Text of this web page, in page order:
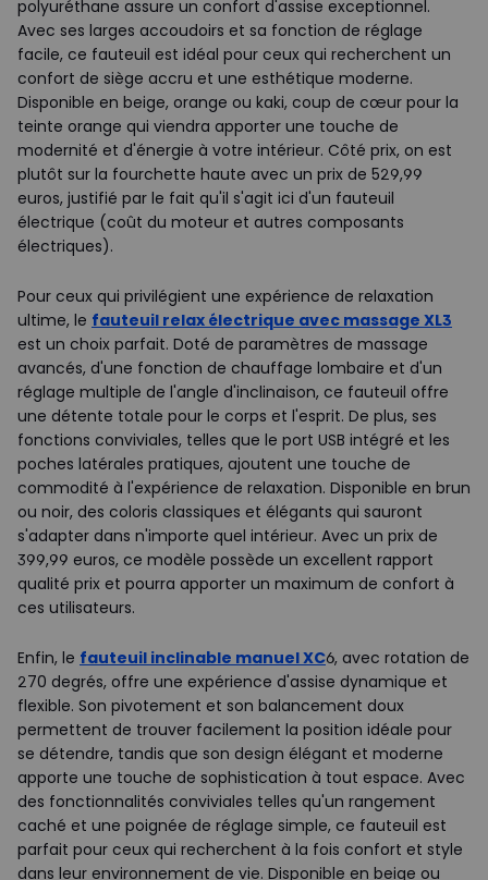
polyuréthane assure un confort d'assise exceptionnel.
Avec ses larges accoudoirs et sa fonction de réglage
facile, ce fauteuil est idéal pour ceux qui recherchent un
confort de siège accru et une esthétique moderne.
Disponible en beige, orange ou kaki, coup de cœur pour la
teinte orange qui viendra apporter une touche de
modernité et d'énergie à votre intérieur. Côté prix, on est
plutôt sur la fourchette haute avec un prix de 529,99
euros, justifié par le fait qu'il s'agit ici d'un fauteuil
électrique (coût du moteur et autres composants
électriques).
Pour ceux qui privilégient une expérience de relaxation
ultime, le fauteuil relax électrique avec massage XL3
est un choix parfait. Doté de paramètres de massage
avancés, d'une fonction de chauffage lombaire et d'un
réglage multiple de l'angle d'inclinaison, ce fauteuil offre
une détente totale pour le corps et l'esprit. De plus, ses
fonctions conviviales, telles que le port USB intégré et les
poches latérales pratiques, ajoutent une touche de
commodité à l'expérience de relaxation. Disponible en brun
ou noir, des coloris classiques et élégants qui sauront
s'adapter dans n'importe quel intérieur. Avec un prix de
399,99 euros, ce modèle possède un excellent rapport
qualité prix et pourra apporter un maximum de confort à
ces utilisateurs.
Enfin, le fauteuil inclinable manuel XC6, avec rotation de
270 degrés, offre une expérience d'assise dynamique et
flexible. Son pivotement et son balancement doux
permettent de trouver facilement la position idéale pour
se détendre, tandis que son design élégant et moderne
apporte une touche de sophistication à tout espace. Avec
des fonctionnalités conviviales telles qu'un rangement
caché et une poignée de réglage simple, ce fauteuil est
parfait pour ceux qui recherchent à la fois confort et style
dans leur environnement de vie. Disponible en beige ou